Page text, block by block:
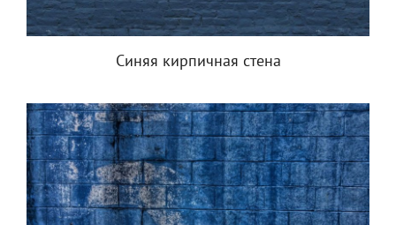
Синяя кирпичная стена